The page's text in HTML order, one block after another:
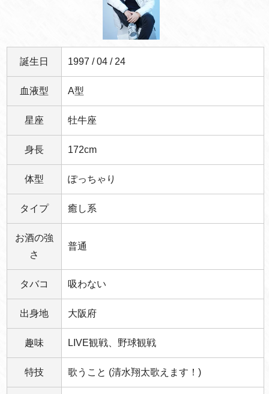
誕生日 1997 / 04 / 24
血液型 A型
星座 牡牛座
身長 172cm
体型 ぽっちゃり
タイプ 癒し系
お酒の強
さ
普通
タバコ 吸わない
出身地 大阪府
趣味 LIVE観戦、野球観戦
特技 歌うこと (清水翔太歌えます！)